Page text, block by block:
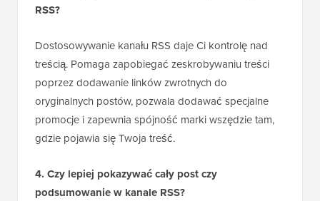
RSS?
Dostosowywanie kanału RSS daje Ci kontrolę nad
treścią. Pomaga zapobiegać zeskrobywaniu treści
poprzez dodawanie linków zwrotnych do
oryginalnych postów, pozwala dodawać specjalne
promocje i zapewnia spójność marki wszędzie tam,
gdzie pojawia się Twoja treść.
4. Czy lepiej pokazywać cały post czy
podsumowanie w kanale RSS?